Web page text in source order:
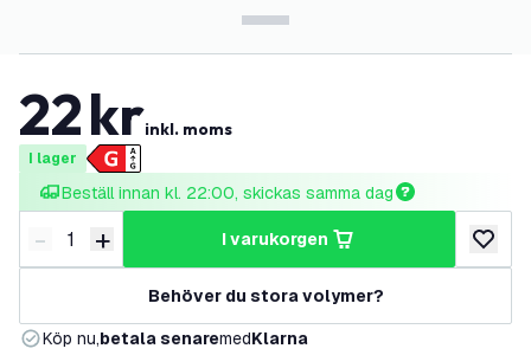
22krinkl. moms
I lager
Beställ innan kl. 22:00, skickas samma dag
Minska antal
- Öka antal
+ i varukorgen
lägg
Behöver du stora volymer?
Köp nu,betala senaremedKlarna